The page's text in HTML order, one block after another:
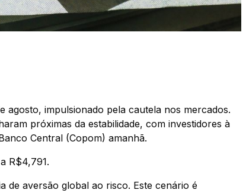
agosto, impulsionado pela cautela nos mercados.
próximas da estabilidade, com investidores à
Central (Copom) amanhã.
R$4,791.
de aversão global ao risco. Este cenário é